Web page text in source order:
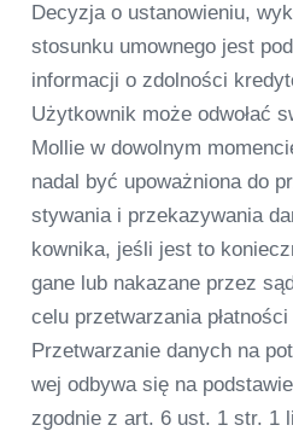
Decyzja o ust­a­nowi­e­niu,
sto­sunku umow­n­ego jest
infor­macji o zdol­ności
Użyt­kow­nik może odwołać
Mol­lie w dowol­nym
nadal być upo­waż­niona do
sty­wa­nia i prze­ka­zy­wa­nia
kow­nika, jeśli jest to
gane lub naka­zane przez
celu przet­warza­nia
Przet­warza­nie danych na
wej odbywa się na
zgod­nie z art. 6 ust. 1 str. 1